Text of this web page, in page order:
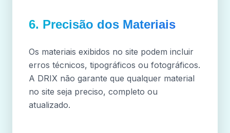
6. Precisão dos Materiais
Os materiais exibidos no site podem incluir
erros técnicos, tipográficos ou fotográficos.
A DRIX não garante que qualquer material
no site seja preciso, completo ou
atualizado.